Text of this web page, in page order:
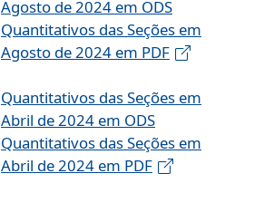
Agosto de 2024 em ODS
Quantitativos das Seções em
Agosto de 2024 em PDF
Quantitativos das Seções em
Abril de 2024 em ODS
Quantitativos das Seções em
Abril de 2024 em PDF